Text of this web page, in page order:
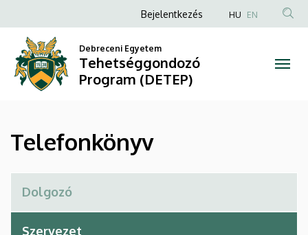
Telefonkönyv
Tehetséggondozó
Program
(DETEP)
a
tartalomra
Anonim
fiók
menüje
Bejelentkezés HU EN
Debreceni Egyetem
Tehetséggondozó
Program (DETEP)
Telefonkönyv